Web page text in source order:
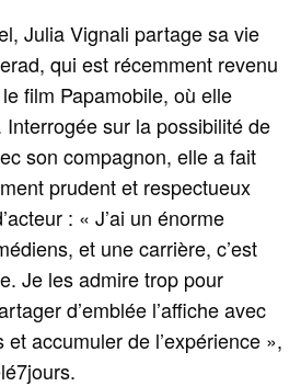
Julia Vignali partage sa vie
qui est récemment revenu
film Papamobile, où elle
sur la possibilité de
son compagnon, elle a fait
prudent et respectueux
: « J’ai un énorme
et une carrière, c’est
Je les admire trop pour
d’emblée l’affiche avec
accumuler de l’expérience »,